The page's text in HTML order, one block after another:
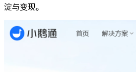
淀与变现。